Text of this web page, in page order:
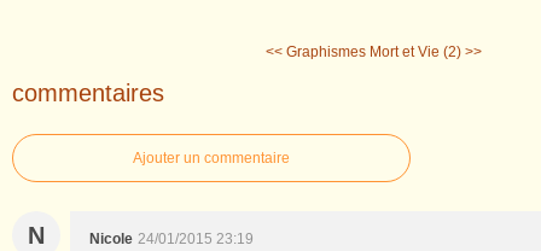
<< Graphismes Mort et Vie (2) >>
commentaires
Ajouter un commentaire
N Nicole 24/01/2015 23:19